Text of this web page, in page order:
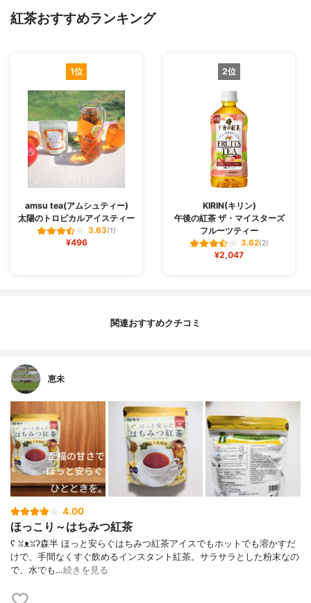
紅茶おすすめランキング
1位
amsu tea(アムシュティー)
太陽のトロピカルアイスティー
3.63(1)
¥496
2位
KIRIN(キリン)
午後の紅茶 ザ・マイスターズ
フルーツティー
3.62(2)
¥2,047
関連おすすめクチコミ
恵未
4.00
ほっこり～はちみつ紅茶
ʕ⁠ ⁠ꈍ⁠ᴥ⁠ꈍ⁠ʔ森半 ほっと安らぐはちみつ紅茶アイスでもホットでも溶かすだ
けで、手間なくすぐ飲めるインスタント紅茶。サラサラとした粉末なの
で、水でも…続きを見る